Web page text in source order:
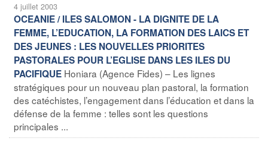
4 juillet 2003
OCEANIE / ILES SALOMON - LA DIGNITE DE LA
FEMME, L’EDUCATION, LA FORMATION DES LAICS ET
DES JEUNES : LES NOUVELLES PRIORITES
PASTORALES POUR L’EGLISE DANS LES ILES DU
PACIFIQUE Honiara (Agence Fides) – Les lignes
stratégiques pour un nouveau plan pastoral, la formation
des catéchistes, l’engagement dans l’éducation et dans la
défense de la femme : telles sont les questions
principales ...